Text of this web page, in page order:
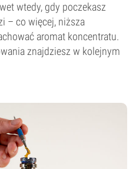
wtedy, gdy poczekasz
– co więcej, niższa
aromat koncentratu.
znajdziesz w kolejnym